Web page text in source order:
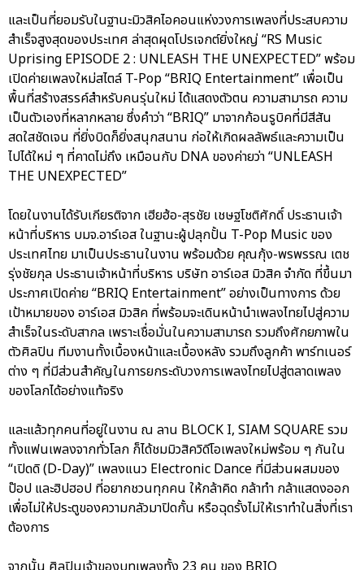
และเป็นที่ยอมรับในฐานะมิวสิคไอคอนแห่งวงการเพลงที่ประสบความ
สำเร็จสูงสุดของประเทศ ล่าสุดผุดโปรเจกต์ยิ่งใหญ่ “RS Music
Uprising EPISODE 2 : UNLEASH THE UNEXPECTED” พร้อม
เปิดค่ายเพลงใหม่สไตล์ T-Pop “BRIQ Entertainment” เพื่อเป็น
พื้นที่สร้างสรรค์สำหรับคนรุ่นใหม่ ได้แสดงตัวตน ความสามารถ ความ
เป็นตัวเองที่หลากหลาย ซึ่งคำว่า “BRIQ” มาจากก้อนรูบิคที่มีสีสัน
สดใสชัดเจน ที่ยิ่งบิดก็ยิ่งสนุกสนาน ก่อให้เกิดผลลัพธ์และความเป็น
ไปได้ใหม่ ๆ ที่คาดไม่ถึง เหมือนกับ DNA ของค่ายว่า “UNLEASH
THE UNEXPECTED”
โดยในงานได้รับเกียรติจาก เฮียฮ้อ-สุรชัย เชษฐโชติศักดิ์ ประธานเจ้า
หน้าที่บริหาร บมจ.อาร์เอส ในฐานะผู้ปลุกปั้น T-Pop Music ของ
ประเทศไทย มาเป็นประธานในงาน พร้อมด้วย คุณกุ้ง-พรพรรณ เตช
รุ่งชัยกุล ประธานเจ้าหน้าที่บริหาร บริษัท อาร์เอส มิวสิค จำกัด ที่ขึ้นมา
ประกาศเปิดค่าย “BRIQ Entertainment” อย่างเป็นทางการ ด้วย
เป้าหมายของ อาร์เอส มิวสิค ที่พร้อมจะเดินหน้านำเพลงไทยไปสู่ความ
สำเร็จในระดับสากล เพราะเชื่อมั่นในความสามารถ รวมถึงศักยภาพใน
ตัวศิลปิน ทีมงานทั้งเบื้องหน้าและเบื้องหลัง รวมถึงลูกค้า พาร์ทเนอร์
ต่าง ๆ ที่มีส่วนสำคัญในการยกระดับวงการเพลงไทยไปสู่ตลาดเพลง
ของโลกได้อย่างแท้จริง
และแล้วทุกคนที่อยู่ในงาน ณ ลาน BLOCK I, SIAM SQUARE รวม
ทั้งแฟนเพลงจากทั่วโลก ก็ได้ชมมิวสิควิดีโอเพลงใหม่พร้อม ๆ กันใน
“เปิดดิ (D-Day)” เพลงแนว Electronic Dance ที่มีส่วนผสมของ
ป๊อป และฮิปฮอป ที่อยากชวนทุกคน ให้กล้าคิด กล้าทำ กล้าแสดงออก
เพื่อไม่ให้ประตูของความกลัวมาปิดกั้น หรือฉุดรั้งไม่ให้เราทำในสิ่งที่เรา
ต้องการ